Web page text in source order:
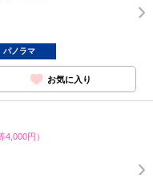
パノラマ
お気に入り
4,000円）